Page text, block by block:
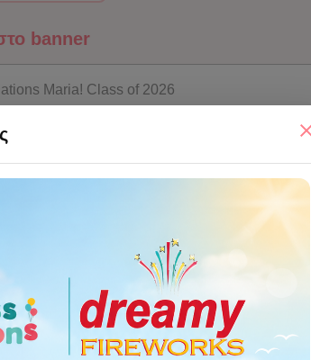
banner
0/400
ή οδηγίες
τη φωτογραφία στο Viber, γράψτε εδώ κινητό επικοινωνίας. Θα
μαζί σας στο κινητό που θα μας δώσετε.